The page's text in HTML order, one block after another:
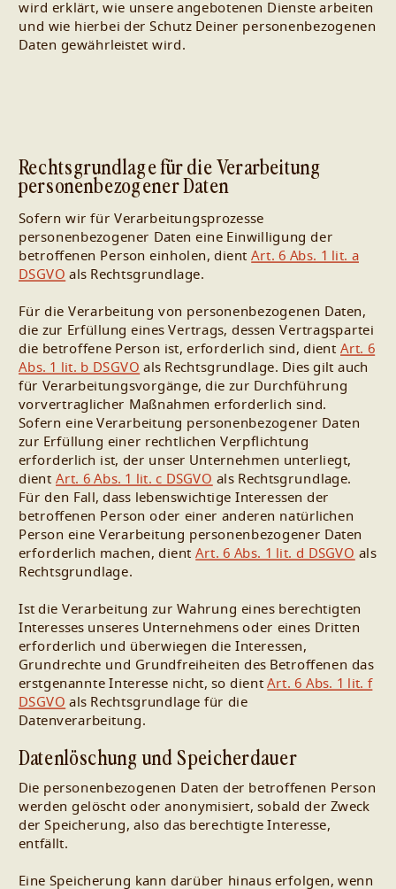
wird erklärt, wie unsere angebotenen Dienste arbeiten
und wie hierbei der Schutz Deiner personenbezogenen
Daten gewährleistet wird.
Rechtsgrundlage für die Verarbeitung
personenbezogener Daten
Sofern wir für Verarbeitungsprozesse
personenbezogener Daten eine Einwilligung der
betroffenen Person einholen, dientArt. 6 Abs. 1 lit. a
DSGVO als Rechtsgrundlage.
Für die Verarbeitung von personenbezogenen Daten,
die zur Erfüllung eines Vertrags, dessen Vertragspartei
die betroffene Person ist, erforderlich sind, dientArt. 6
Abs. 1 lit. b DSGVO als Rechtsgrundlage. Dies gilt auch
für Verarbeitungsvorgänge, die zur Durchführung
vorvertraglicher Maßnahmen erforderlich sind.
Sofern eine Verarbeitung personenbezogener Daten
zur Erfüllung einer rechtlichen Verpflichtung
erforderlich ist, der unser Unternehmen unterliegt,
dientArt. 6 Abs. 1 lit. c DSGVO als Rechtsgrundlage.
Für den Fall, dass lebenswichtige Interessen der
betroffenen Person oder einer anderen natürlichen
Person eine Verarbeitung personenbezogener Daten
erforderlich machen, dientArt. 6 Abs. 1 lit. d DSGVO als
Rechtsgrundlage.
Ist die Verarbeitung zur Wahrung eines berechtigten
Interesses unseres Unternehmens oder eines Dritten
erforderlich und überwiegen die Interessen,
Grundrechte und Grundfreiheiten des Betroffenen das
erstgenannte Interesse nicht, so dientArt. 6 Abs. 1 lit. f
DSGVO als Rechtsgrundlage für die
Datenverarbeitung.
Datenlöschung und Speicherdauer
Die personenbezogenen Daten der betroffenen Person
werden gelöscht oder anonymisiert, sobald der Zweck
der Speicherung, also das berechtigte Interesse,
entfällt.
Eine Speicherung kann darüber hinaus erfolgen, wenn